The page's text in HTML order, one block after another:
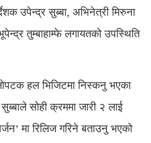
उपेन्द्र सुब्बा, अभिनेत्री मिरुना
तुम्बाहाम्फे लगायतको उपस्थिति
हल भिजिटमा निस्कनु भएका
सोही क्रममा जारी २ लाई
मा रिलिज गरिने बताउनु भएको